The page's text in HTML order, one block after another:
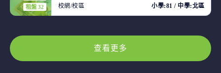
租盤 32
校網/校區
小學:81 / 中學:北區
查看更多